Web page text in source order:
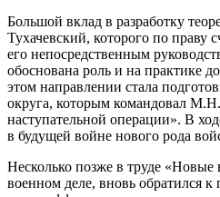
Большой вклад в разработку
Тухачевский, которого по
его непосредственным
обоснована роль и на практике
этом направлении стала
округа, которым командовал
наступательной операции». В
в будущей войне нового рода
Несколько позже в труде
военном деле, вновь обратился